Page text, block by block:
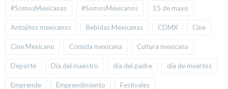
#SomosMexicanas #SomosMexicanos 15 de mayo
Antojitos mexicanos Bebidas Mexicanas CDMX Cine
Cine Mexicano Comida mexicana Cultura mexicana
Deporte Día del maestro día del padre día de muertos
Emprende Emprendimiento Festivales